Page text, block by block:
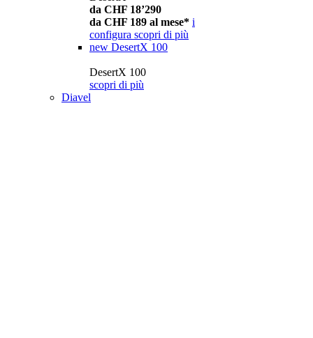
da CHF 18’290
da CHF 189 al mese* i
configura scopri di più
new DesertX 100
DesertX 100
scopri di più
Diavel